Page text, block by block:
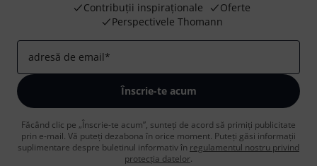
Contribuții inspiraționale
Oferte
Perspectivele Thomann
adresă de email*
Înscrie-te acum
Făcând clic pe „Înscrie-te acum”, sunteți de acord să primiți publicitate
prin e-mail. Vă puteți dezabona în orice moment. Puteți găsi informații
suplimentare despre buletinul informativ în regulamentul nostru privind
protecția datelor.